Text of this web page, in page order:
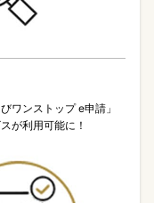
ワンストップ e申請」
が利用可能に！